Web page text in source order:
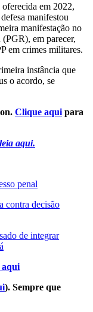
em 2022,
manifestou
manifestação no
em parecer,
em crimes militares.
instância que
o acordo, se
Clique aqui para
leia aqui.
penal
contra decisão
de integrar
aqui
). Sempre que